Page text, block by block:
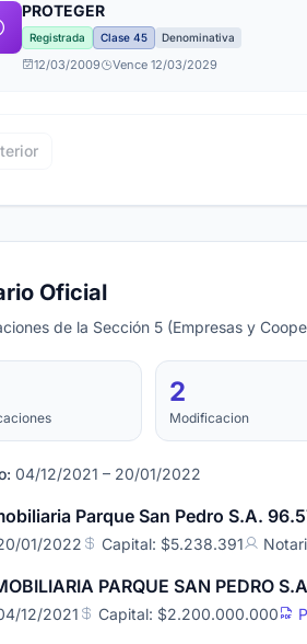
PROTEGER
Registrada Clase 45 Denominativa
12/03/2009 Vence 12/03/2029
Oficial
de la Sección 5 (Empresas y
2
Modificacion
04/12/2021 – 20/01/2022
Parque San Pedro S.A.
01/2022 Capital: $5.238.391
PARQUE SAN PEDRO
12/2021 Capital: $2.200.000.000